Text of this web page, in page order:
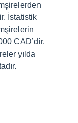
İstatistik
CAD’dir.
yılda